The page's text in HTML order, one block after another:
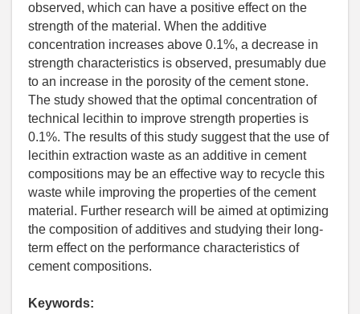
observed, which can have a positive effect on the
strength of the material. When the additive
concentration increases above 0.1%, a decrease in
strength characteristics is observed, presumably due
to an increase in the porosity of the cement stone.
The study showed that the optimal concentration of
technical lecithin to improve strength properties is
0.1%. The results of this study suggest that the use of
lecithin extraction waste as an additive in cement
compositions may be an effective way to recycle this
waste while improving the properties of the cement
material. Further research will be aimed at optimizing
the composition of additives and studying their long-
term effect on the performance characteristics of
cement compositions.
Keywords: